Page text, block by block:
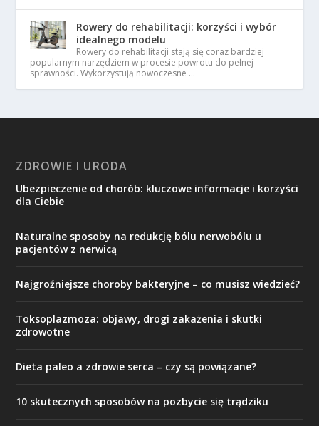
Rowery do rehabilitacji: korzyści i wybór
idealnego modelu
Rowery do rehabilitacji stają się coraz bardziej
popularnym narzędziem w procesie powrotu do pełnej
sprawności. Wykorzystują nowoczesne …
ZDROWIE I URODA
Ubezpieczenie od chorób: kluczowe informacje i korzyści
dla Ciebie
Naturalne sposoby na redukcję bólu nerwobólu u
pacjentów z nerwicą
Najgroźniejsze choroby bakteryjne – co musisz wiedzieć?
Toksoplazmoza: objawy, drogi zakażenia i skutki
zdrowotne
Dieta paleo a zdrowie serca – czy są powiązane?
10 skutecznych sposobów na pozbycie się trądziku